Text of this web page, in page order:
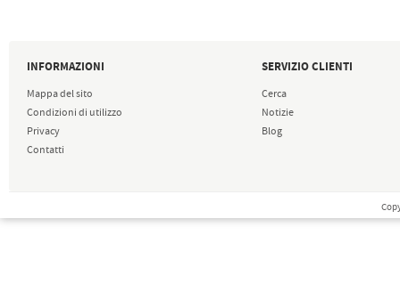
INFORMAZIONI
Mappa del sito
Condizioni di utilizzo
Privacy
Contatti
SERVIZIO CLIENTI
Cerca
Notizie
Blog